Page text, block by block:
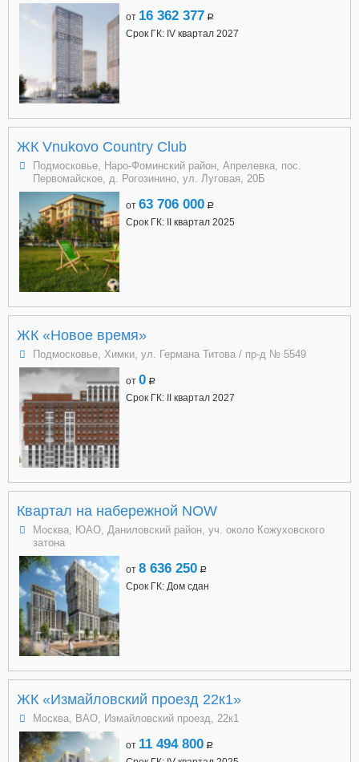
от 16 362 377 a
Срок ГК: IV квартал 2027
ЖК Vnukovo Country Club
Подмосковье, Наро-Фоминский район, Апрелевка, пос.
Первомайское, д. Рогозинино, ул. Луговая, 20Б
от 63 706 000 a
Срок ГК: II квартал 2025
ЖК «Новое время»
Подмосковье, Химки, ул. Германа Титова / пр-д № 5549
от 0 a
Срок ГК: II квартал 2027
Квартал на набережной NOW
Москва, ЮАО, Даниловский район, уч. около Кожуховского
затона
от 8 636 250 a
Срок ГК: Дом сдан
ЖК «Измайловский проезд 22к1»
Москва, ВАО, Измайловский проезд, 22к1
от 11 494 800 a